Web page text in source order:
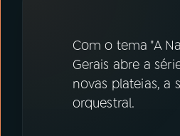
Instagram X
Com o tema "A
Gerais abre a
novas plateias, a
orquestral.